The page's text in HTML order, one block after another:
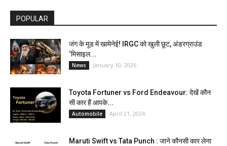
POPULAR
जंग के मूड में खामेनेई! IRGC को खुली छूट, अंडरग्राउंड
‘मिसाइल...
News January 10, 2026
Toyota Fortuner vs Ford Endeavour: देखें कौन
सी कार हैं आपके...
Automobile April 21, 2024
Maruti Swift vs Tata Punch : जाने कौनसी कार लेना